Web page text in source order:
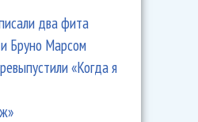
два фита
Бруно Марсом
«Когда я